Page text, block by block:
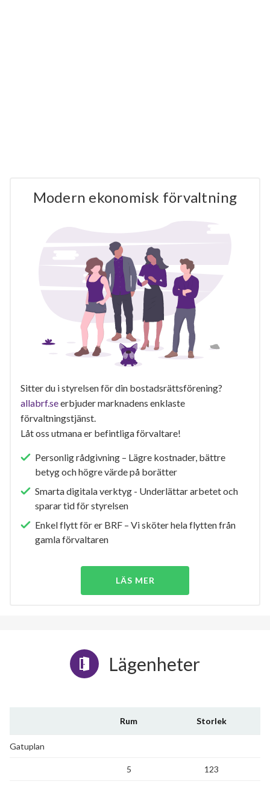
Modern ekonomisk förvaltning
Sitter du i styrelsen för din bostadsrättsförening?
allabrf.seerbjuder marknadens enklaste
förvaltningstjänst.
Låt oss utmana er befintliga förvaltare!
Personlig rådgivning – Lägre kostnader, bättre
betyg och högre värde på borätter
Smarta digitala verktyg - Underlättar arbetet och
sparar tid för styrelsen
Enkel flytt för er BRF – Vi sköter hela flytten från
gamla förvaltaren
LÄS MER
Lägenheter
Rum Storlek
Gatuplan
5 123